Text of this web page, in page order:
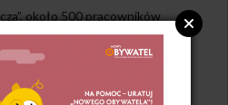
około 500 pracowników
we Wrocławiu zostanie
To jedna z największych
Pracownicy są oburzeni